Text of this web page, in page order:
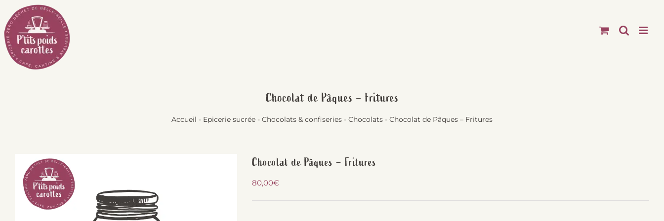
Passer
au
contenu
Chocolat de Pâques – Fritures
Accueil - Epicerie sucrée - Chocolats & confiseries - Chocolats - Chocolat de Pâques – Fritures
Chocolat de Pâques – Fritures
80,00€